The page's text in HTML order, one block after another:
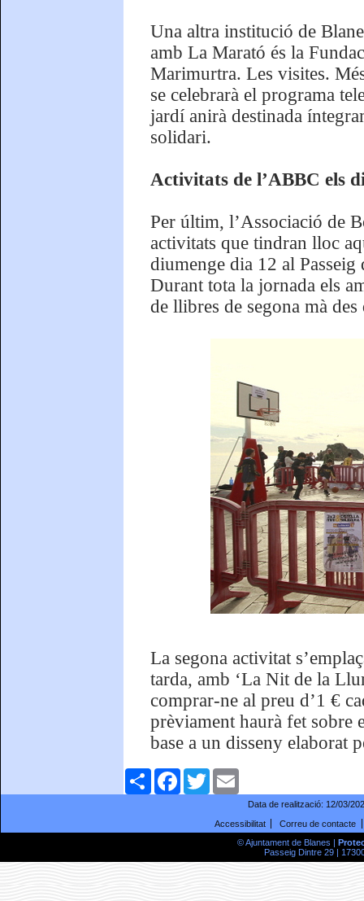
Una altra institució de
amb La Marató és la
Marimurtra. Les visites.
se celebrarà el programa
jardí anirà destinada
solidari.
Activitats de l’ABBC els
Per últim, l’Associació de
activitats que tindran lloc
diumenge dia 12 al
Durant tota la jornada els
de llibres de segona mà
La segona activitat
tarda, amb ‘La Nit de la
comprar-ne al preu d’1 €
prèviament haurà fet sobre
base a un disseny elaborat
ComparteixFacebookTwitter
Data de realització: 12/03/
Accessibilitat
Correu de contacte
© Ajuntament de Blanes |
Passeig Dintre 29 |